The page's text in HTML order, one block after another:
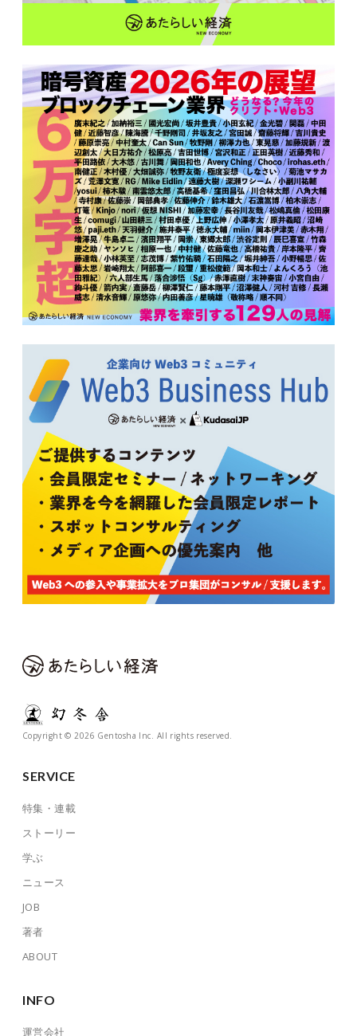
Copyright © 2026 Gentosha Inc. All rights reserved.
SERVICE
特集・連載
ストーリー
学ぶ
ニュース
JOB
著者
ABOUT
INFO
運営会社